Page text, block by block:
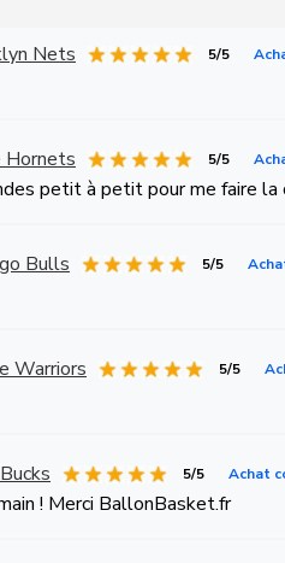
Nets 5/5
Hornets 5/5
petit à petit pour me faire
Bulls 5/5
Warriors 5/5
5/5 Achat
! Merci BallonBasket.fr